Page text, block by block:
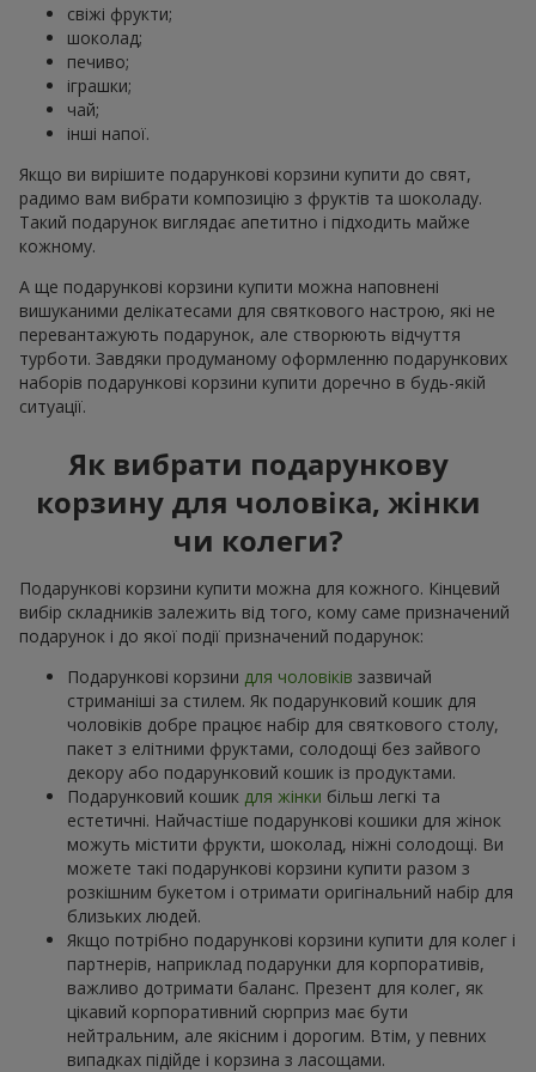
свіжі фрукти;
шоколад;
печиво;
іграшки;
чай;
інші напої.
Якщо ви вирішите подарункові корзини купити до свят,
радимо вам вибрати композицію з фруктів та шоколаду.
Такий подарунок виглядає апетитно і підходить майже
кожному.
А ще подарункові корзини купити можна наповнені
вишуканими делікатесами для святкового настрою, які не
перевантажують подарунок, але створюють відчуття
турботи. Завдяки продуманому оформленню подарункових
наборів подарункові корзини купити доречно в будь-якій
ситуації.
Як вибрати подарункову
корзину для чоловіка, жінки
чи колеги?
Подарункові корзини купити можна для кожного. Кінцевий
вибір складників залежить від того, кому саме призначений
подарунок і до якої події призначений подарунок:
Подарункові корзини для чоловіків зазвичай
стриманіші за стилем. Як подарунковий кошик для
чоловіків добре працює набір для святкового столу,
пакет з елітними фруктами, солодощі без зайвого
декору або подарунковий кошик із продуктами.
Подарунковий кошик для жінки більш легкі та
естетичні. Найчастіше подарункові кошики для жінок
можуть містити фрукти, шоколад, ніжні солодощі. Ви
можете такі подарункові корзини купити разом з
розкішним букетом і отримати оригінальний набір для
близьких людей.
Якщо потрібно подарункові корзини купити для колег і
партнерів, наприклад подарунки для корпоративів,
важливо дотримати баланс. Презент для колег, як
цікавий корпоративний сюрприз має бути
нейтральним, але якісним і дорогим. Втім, у певних
випадках підійде і корзина з ласощами.